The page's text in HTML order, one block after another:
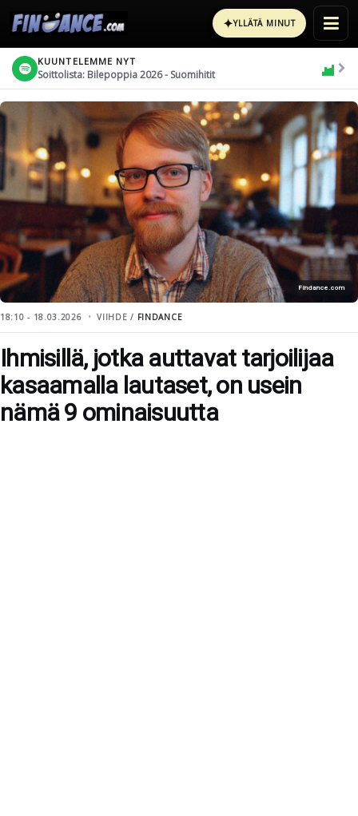
✦YLLÄTÄ MINUT
KUUNTELEMME NYT
Soittolista: Bilepoppia 2026 - Suomihitit
Findance.com
18:10 - 18.03.2026 VIIHDE / FINDANCE
Ihmisillä, jotka auttavat tarjoilijaa
kasaamalla lautaset, on usein
nämä 9 ominaisuutta